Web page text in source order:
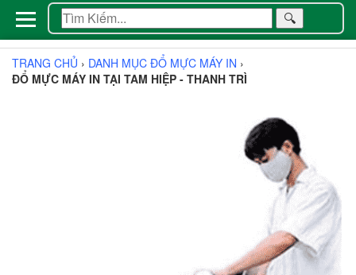
🔍
TRANG CHỦ › DANH MỤC ĐỔ MỰC MÁY IN ›
ĐỔ MỰC MÁY IN TẠI TAM HIỆP - THANH TRÌ